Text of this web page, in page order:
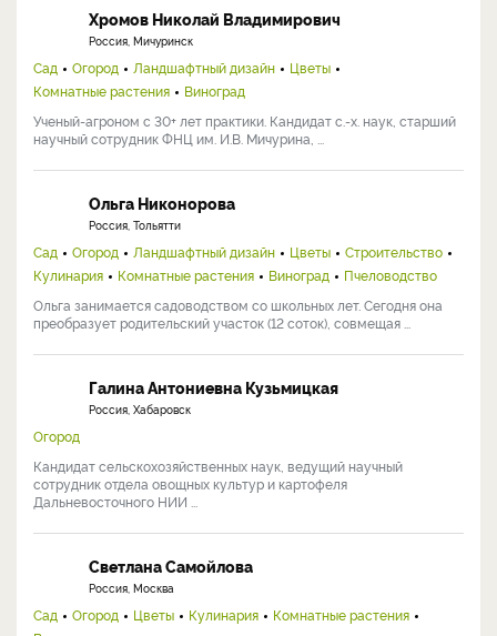
Хромов Николай Владимирович
Россия, Мичуринск
Сад Огород Ландшафтный дизайн
Цветы
Комнатные растения
Виноград
Ученый-агроном с 30+ лет практики. Кандидат с.-х. наук, старший
научный сотрудник ФНЦ им. И.В. Мичурина, ...
Ольга Никонорова
Россия, Тольятти
Сад Огород Ландшафтный дизайн Цветы
Строительство
Кулинария
Комнатные растения Виноград
Пчеловодство
Ольга занимается садоводством со школьных лет. Сегодня она
преобразует родительский участок (12 соток), совмещая ...
Галина Антониевна Кузьмицкая
Россия, Хабаровск
Огород
Кандидат сельскохозяйственных наук, ведущий научный
сотрудник отдела овощных культур и картофеля
Дальневосточного НИИ ...
Светлана Самойлова
Россия, Москва
Сад Огород Цветы Кулинария
Комнатные растения